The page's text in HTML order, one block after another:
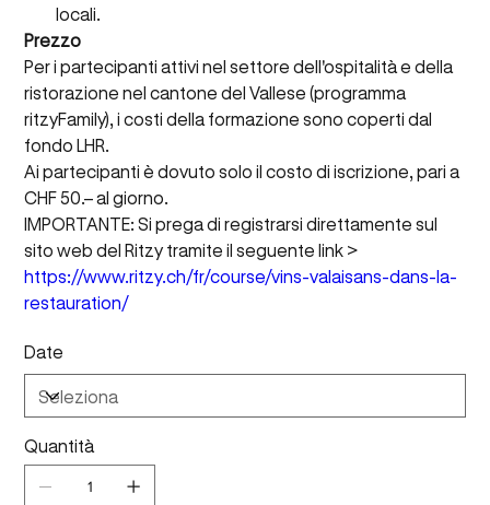
locali.
Prezzo
Per i partecipanti attivi nel settore dell'ospitalità e della
ristorazione nel cantone del Vallese (programma
ritzyFamily), i costi della formazione sono coperti dal
fondo LHR.
Ai partecipanti è dovuto solo il costo di iscrizione, pari a
CHF 50.– al giorno.
IMPORTANTE: Si prega di registrarsi direttamente sul
sito web del Ritzy tramite il seguente link >
https://www.ritzy.ch/fr/course/vins-valaisans-dans-la-
restauration/
Date
Quantità